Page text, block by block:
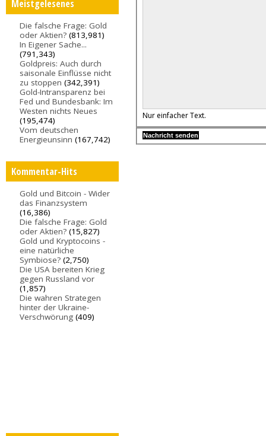
Meistgelesenes
Die falsche Frage: Gold
oder Aktien? (813,981)
In Eigener Sache...
(791,343)
Goldpreis: Auch durch
saisonale Einflüsse nicht
zu stoppen (342,391)
Gold-Intransparenz bei
Fed und Bundesbank: Im
Westen nichts Neues
(195,474)
Vom deutschen
Energieunsinn (167,742)
Kommentar-Hits
Gold und Bitcoin - Wider
das Finanzsystem
(16,386)
Die falsche Frage: Gold
oder Aktien? (15,827)
Gold und Kryptocoins -
eine natürliche
Symbiose? (2,750)
Die USA bereiten Krieg
gegen Russland vor
(1,857)
Die wahren Strategen
hinter der Ukraine-
Verschwörung (409)
Nur einfacher Text.